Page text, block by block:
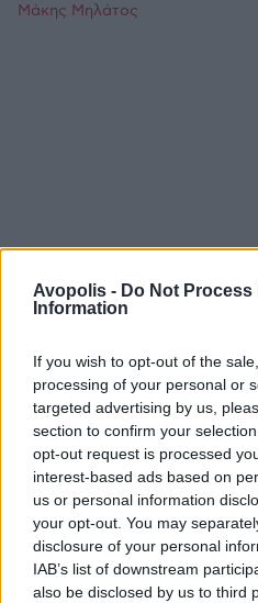
Avopolis - Do Not Process
Information
If you wish to opt-out of the
processing of your personal or
targeted advertising by us,
section to confirm your
opt-out request is processed
interest-based ads based on
us or personal information
your opt-out. You may
disclosure of your personal
IAB’s list of downstream
also be disclosed by us to third
Μάκης Μηλάτος